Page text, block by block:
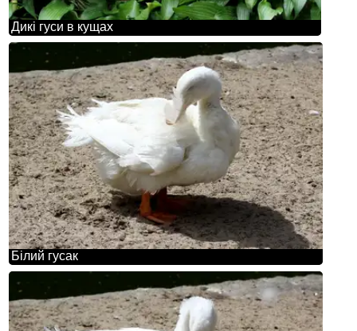
Дикі гуси в кущах
Білий гусак